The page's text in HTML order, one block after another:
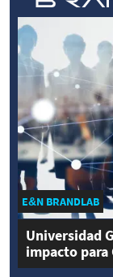
E&N BRANDLAB
Universidad
impacto para